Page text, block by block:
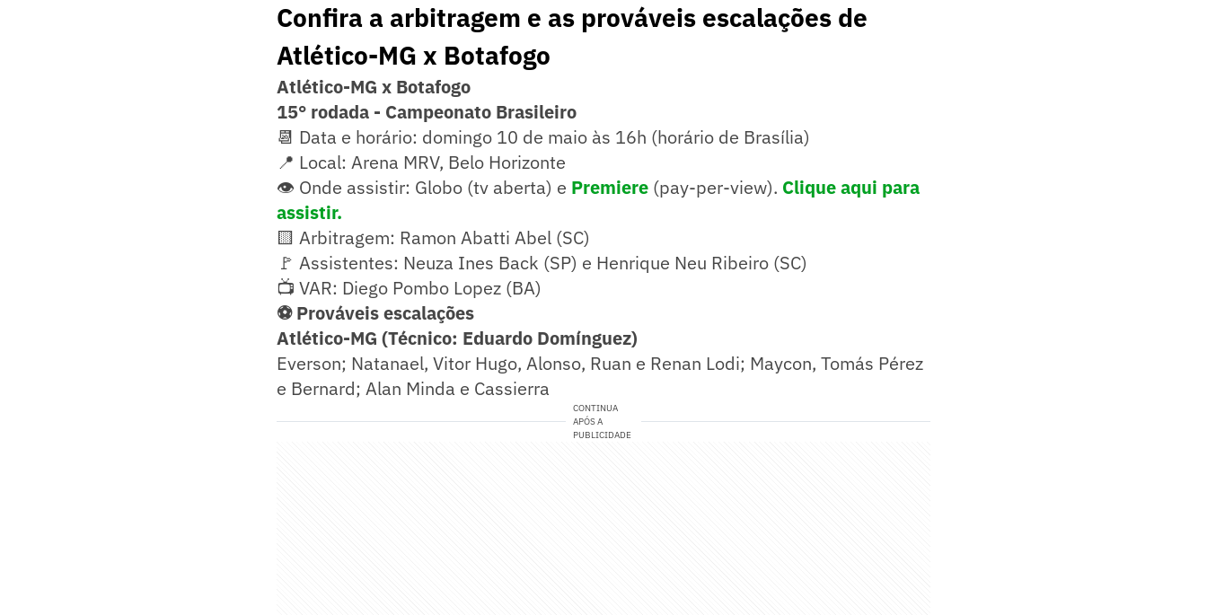
Confira a arbitragem e as prováveis escalações de
Atlético-MG x Botafogo
Atlético-MG x Botafogo
15° rodada - Campeonato Brasileiro
📆 Data e horário: domingo 10 de maio às 16h (horário de Brasília)
📍 Local: Arena MRV, Belo Horizonte
👁️ Onde assistir: Globo (tv aberta) e Premiere (pay-per-view). Clique aqui para
assistir.
🟨 Arbitragem: Ramon Abatti Abel (SC)
🚩 Assistentes: Neuza Ines Back (SP) e Henrique Neu Ribeiro (SC)
📺 VAR: Diego Pombo Lopez (BA)
⚽ Prováveis escalações
Atlético-MG (Técnico: Eduardo Domínguez)
Everson; Natanael, Vitor Hugo, Alonso, Ruan e Renan Lodi; Maycon, Tomás Pérez
e Bernard; Alan Minda e Cassierra
CONTINUA
APÓS A
PUBLICIDADE